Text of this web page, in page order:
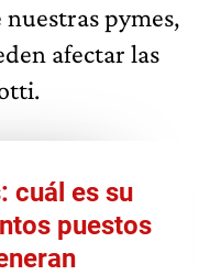
pymes,
afectar las
cuál es su
puestos